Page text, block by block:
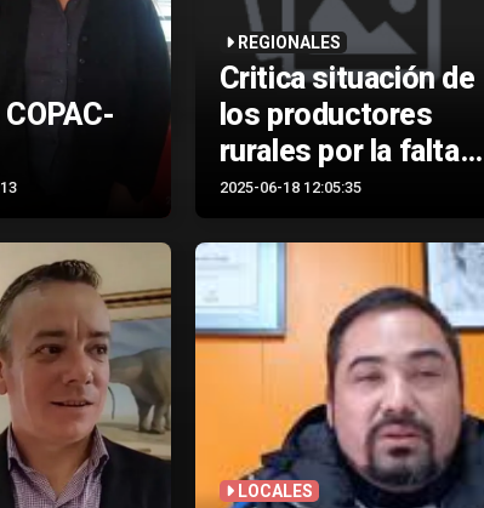
REGIONALES
Critica situación de
los productores
rurales por la falta
de comida y sequía
2025-06-18 12:05:35
LOCALES